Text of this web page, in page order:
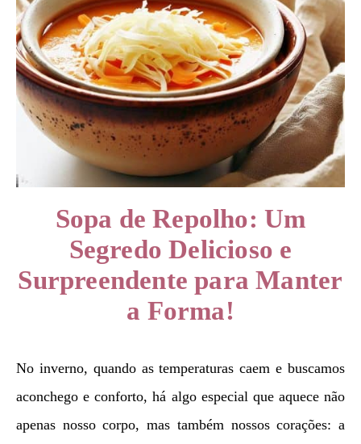
Sopa de Repolho: Um
Segredo Delicioso e
Surpreendente para Manter
a Forma!
No inverno, quando as temperaturas caem e buscamos
aconchego e conforto, há algo especial que aquece não
apenas nosso corpo, mas também nossos corações: a